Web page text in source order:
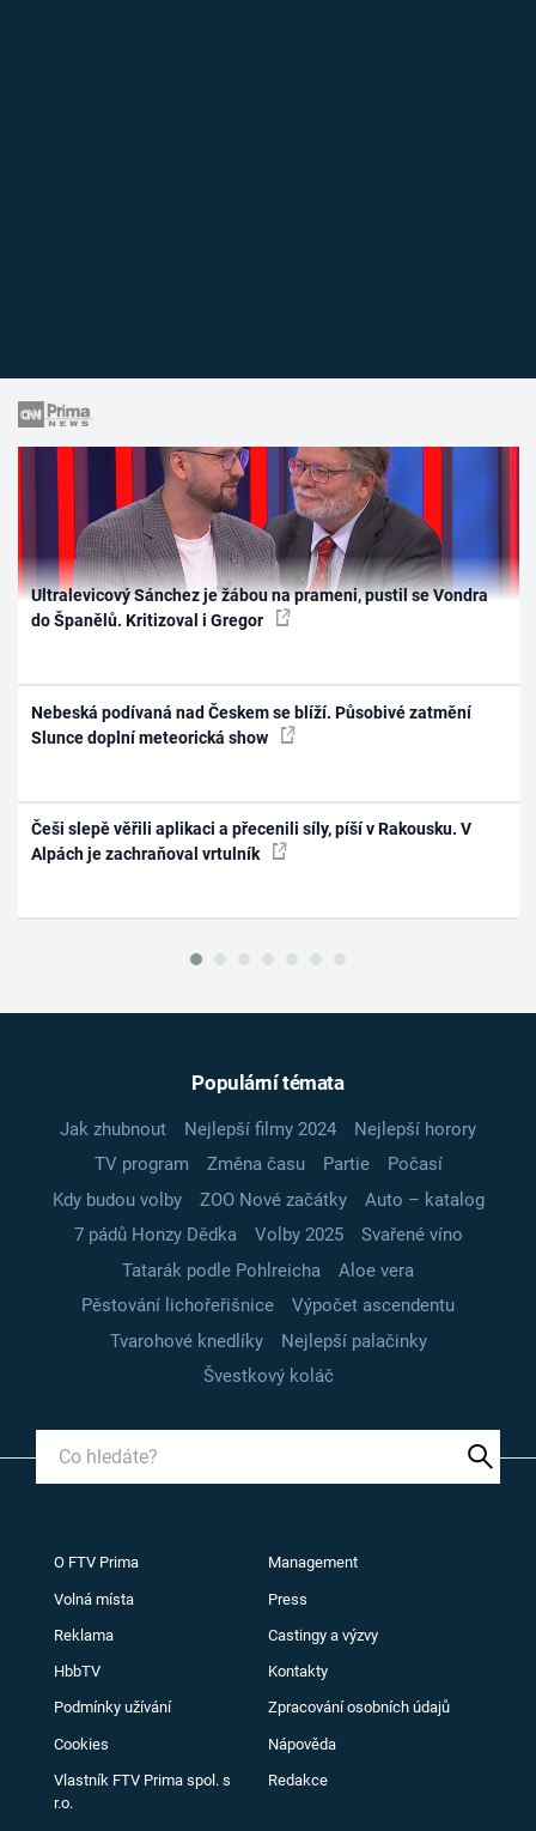
Ultralevicový Sánchez je žábou na prameni, pustil se Vondra
do Španělů. Kritizoval i Gregor
Nebeská podívaná nad Českem se blíží. Působivé zatmění
Slunce doplní meteorická show
Češi slepě věřili aplikaci a přecenili síly, píší v Rakousku. V
Alpách je zachraňoval vrtulník
Populární témata
Jak zhubnout Nejlepší filmy 2024
Nejlepší horory
TV program
Změna času Partie
Počasí
Kdy budou volby
ZOO Nové začátky
Auto – katalog
7 pádů Honzy Dědka
Volby 2025
Svařené víno
Tatarák podle Pohlreicha
Aloe vera
Pěstování lichořeřišnice
Výpočet ascendentu
Tvarohové knedlíky
Nejlepší palačinky
Švestkový koláč
O FTV Prima Management
Volná místa Press
Reklama Castingy a výzvy
HbbTV Kontakty
Podmínky užívání Zpracování osobních údajů
Cookies Nápověda
Vlastník FTV Prima spol. s
r.o.
Redakce